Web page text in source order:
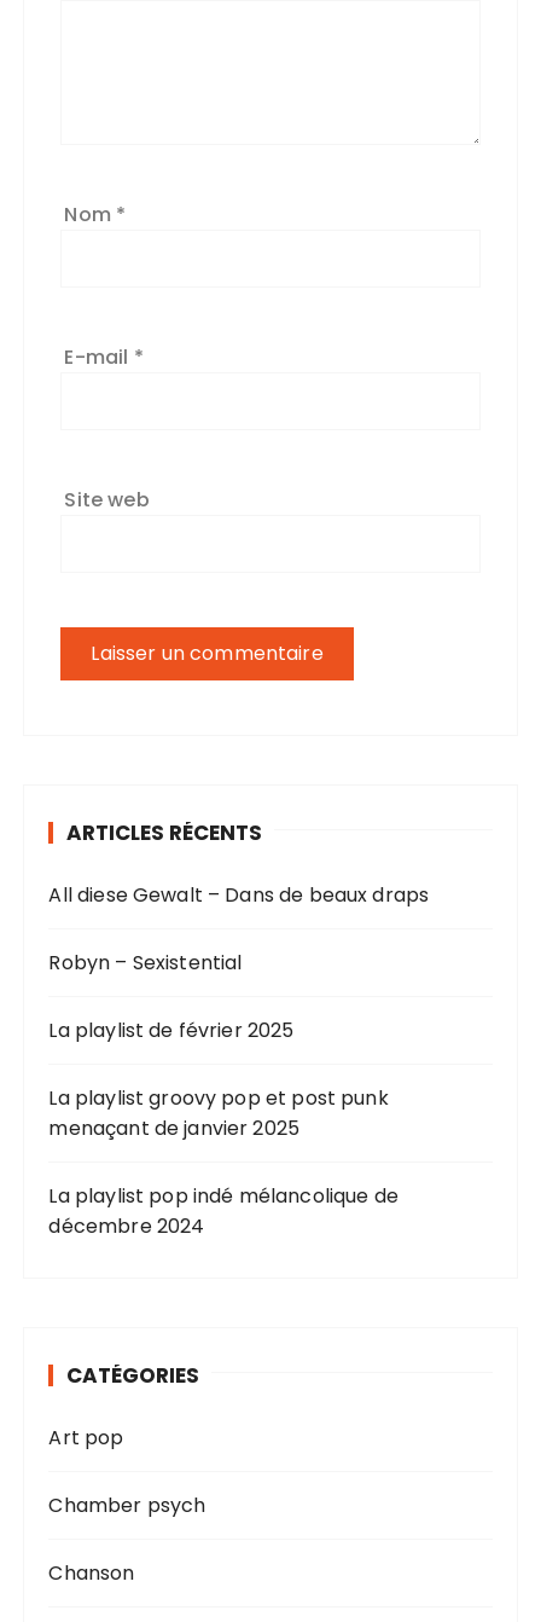
Nom *
E-mail *
Site web
ARTICLES RÉCENTS
All diese Gewalt – Dans de beaux draps
Robyn – Sexistential
La playlist de février 2025
La playlist groovy pop et post punk
menaçant de janvier 2025
La playlist pop indé mélancolique de
décembre 2024
CATÉGORIES
Art pop
Chamber psych
Chanson